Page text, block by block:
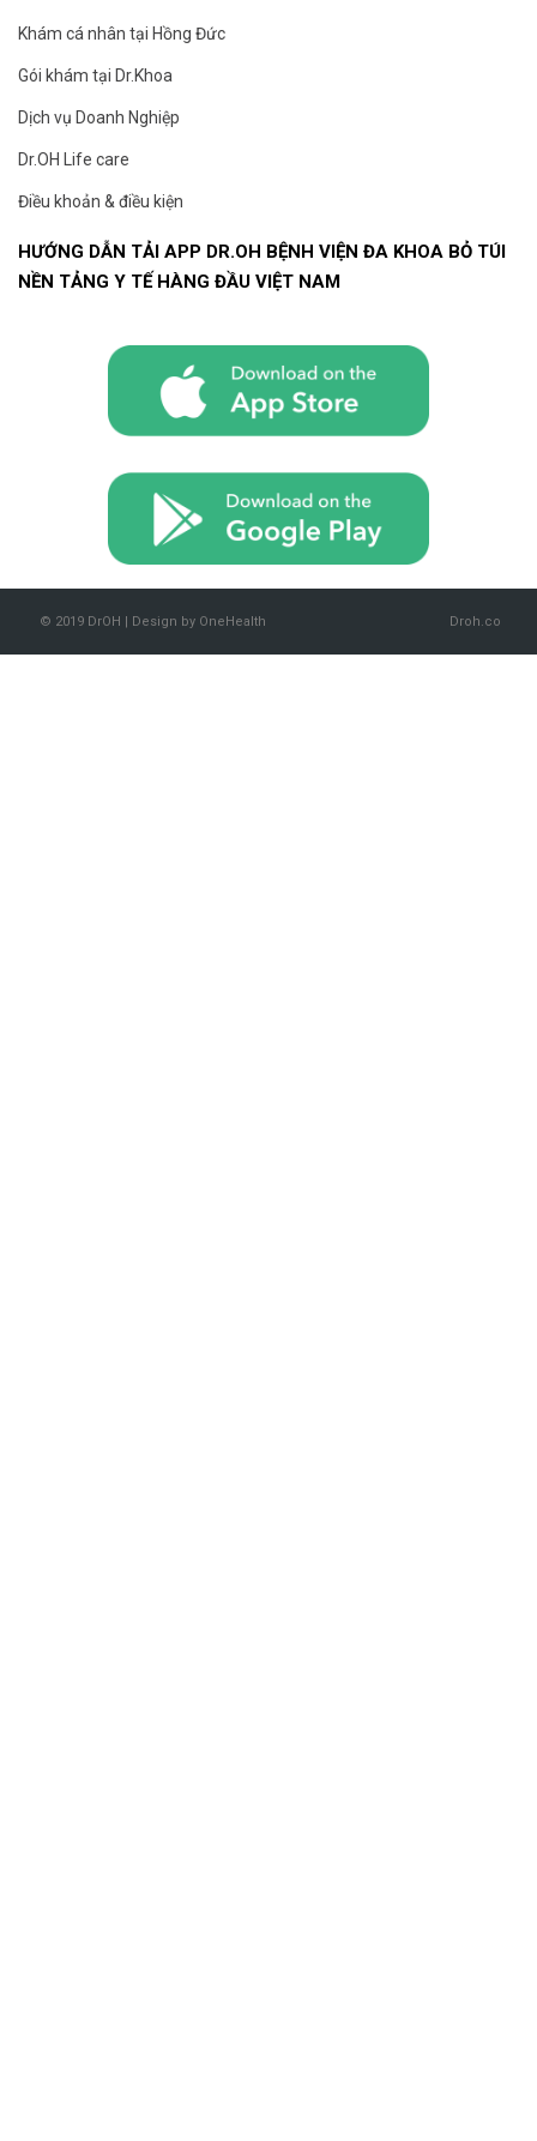
Khám cá nhân tại Hồng Đức
Gói khám tại Dr.Khoa
Dịch vụ Doanh Nghiệp
Dr.OH Life care
Điều khoản & điều kiện
HƯỚNG DẪN TẢI APP DR.OH BỆNH VIỆN ĐA KHOA BỎ TÚI
NỀN TẢNG Y TẾ HÀNG ĐẦU VIỆT NAM
© 2019 DrOH | Design by OneHealth Droh.co